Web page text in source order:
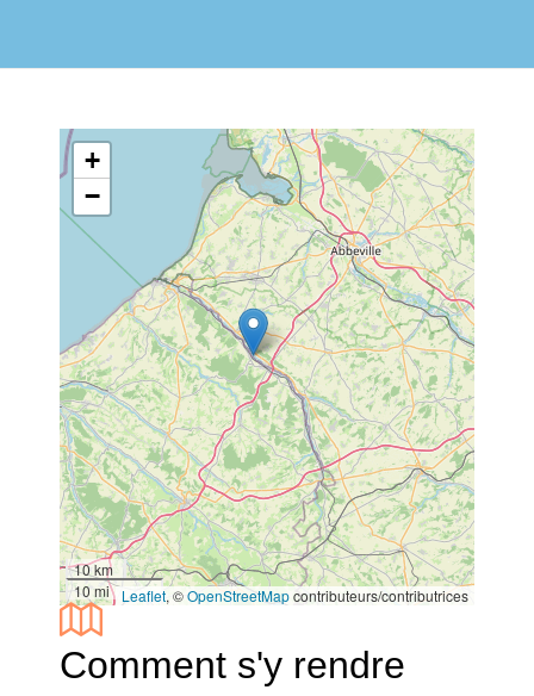
+
−
10 km
10 mi
Leaflet, ©OpenStreetMapcontributeurs/contributrices
Comment s'y rendre